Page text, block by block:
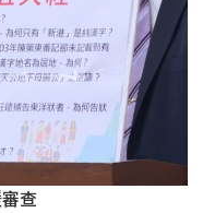
查